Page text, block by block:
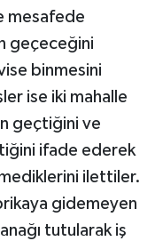
mesafede
geçeceğini
binmesini
ise iki mahalle
geçtiğini ve
ifade ederek
ilettiler.
gidemeyen
tutularak iş